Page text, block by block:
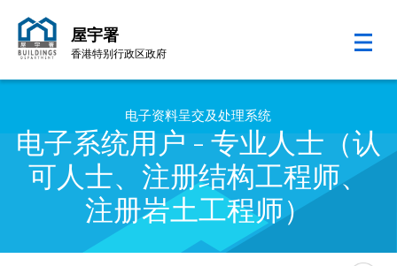
屋宇署
香港特别行政区政府
电子资料呈交及处理系统
电子系统用户 - 专业人士（认
可人士、注册结构工程师、
注册岩土工程师）